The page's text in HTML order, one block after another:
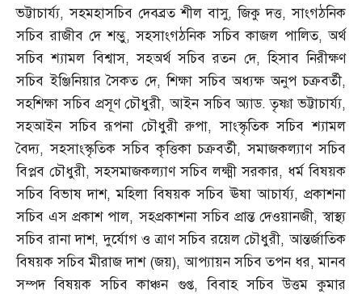
ভট্টাচার্য্য,সহমহাসচিব দেবব্রত শীল বাসু,জিকু দত্ত,সাংগঠনিক
সচিব রাজীব দে শম্ভু,সহসাংগঠনিক সচিব কাজল পালিত,অর্থ
সচিব শ্যামল বিশ্বাস,সহঅর্থ সচিব রতন দে,হিসাব নিরীক্ষণ
সচিব ইঞ্জিনিয়ার সৈকত দে,শিক্ষা সচিব অধ্যক্ষ অনুপ চক্রবর্তী,
সহশিক্ষা সচিব প্রসূণ চৌধুরী,আইন সচিব অ্যাড.তৃষ্ণা ভট্টাচার্য্য,
সহআইন সচিব রূপনা চৌধুরী রুপা,সাংস্কৃতিক সচিব শ্যামল
বৈদ্য,সহসাংস্কৃতিক সচিব কৃত্তিকা চক্রবর্তী,সমাজকল্যাণ সচিব
বিপ্লব চৌধুরী,সহসমাজকল্যাণ সচিব লক্ষ্মী সরকার, ধর্ম বিষয়ক
সচিব বিভাষ দাশ,মহিলা বিষয়ক সচিব ঊষা আচার্য্য, প্রকাশনা
সচিব এস প্রকাশ পাল,সহপ্রকাশনা সচিব প্রান্ত দেওয়ানজী,স্বাস্থ্য
সচিব রানা দাশ,দুর্যোগ ও ত্রাণ সচিব রয়েল চৌধুরী,আন্তর্জাতিক
বিষয়ক সচিব মীরাজ দাশ (জয়),আপ্যায়ন সচিব তপন ধর,মানব
সম্পদ বিষয়ক সচিব কাঞ্চন গুপ্ত,বিবাহ সচিব উত্তম কুমার